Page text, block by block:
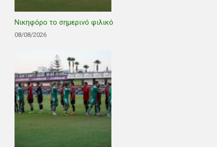
Νικηφόρο το σημερινό φιλικό
08/08/2026